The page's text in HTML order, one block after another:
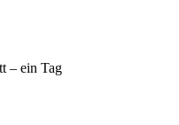
– ein Tag